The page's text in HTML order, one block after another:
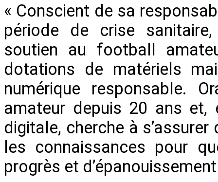
« Conscient de sa
période de crise
soutien au football
dotations de matériels
numérique responsable.
amateur depuis 20 ans et,
digitale, cherche à
les connaissances pour
progrès et